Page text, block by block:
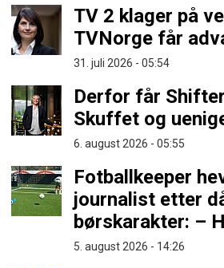
TV 2 klager på
TVNorge får
31. juli 2026 - 05:54
Derfor får
Skuffet og
6. august 2026 - 05:55
Fotballkeeper
journalist etter
børskarakter: –
5. august 2026 - 14:26